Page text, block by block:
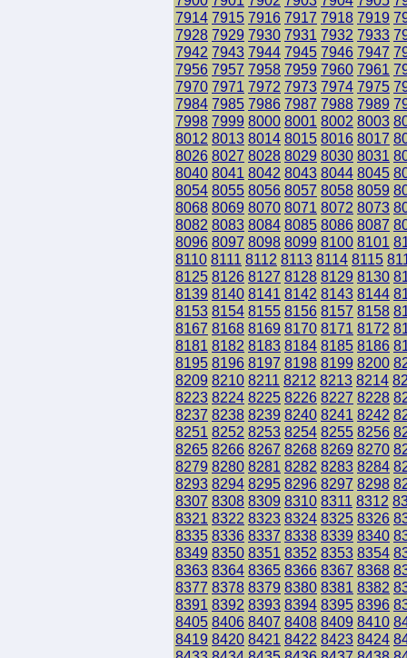
7914 7915 7916 7917 7918 7919
7928 7929 7930 7931 7932 7933
7942 7943 7944 7945 7946 7947
7956 7957 7958 7959 7960 7961
7970 7971 7972 7973 7974 7975
7984 7985 7986 7987 7988 7989
7998 7999 8000 8001 8002 8003
8012 8013 8014 8015 8016 8017
8026 8027 8028 8029 8030 8031
8040 8041 8042 8043 8044 8045
8054 8055 8056 8057 8058 8059
8068 8069 8070 8071 8072 8073
8082 8083 8084 8085 8086 8087
8096 8097 8098 8099 8100 8101
8110 8111 8112 8113 8114 8115
8125 8126 8127 8128 8129 8130
8139 8140 8141 8142 8143 8144
8153 8154 8155 8156 8157 8158
8167 8168 8169 8170 8171 8172
8181 8182 8183 8184 8185 8186
8195 8196 8197 8198 8199 8200
8209 8210 8211 8212 8213 8214
8223 8224 8225 8226 8227 8228
8237 8238 8239 8240 8241 8242
8251 8252 8253 8254 8255 8256
8265 8266 8267 8268 8269 8270
8279 8280 8281 8282 8283 8284
8293 8294 8295 8296 8297 8298
8307 8308 8309 8310 8311 8312
8321 8322 8323 8324 8325 8326
8335 8336 8337 8338 8339 8340
8349 8350 8351 8352 8353 8354
8363 8364 8365 8366 8367 8368
8377 8378 8379 8380 8381 8382
8391 8392 8393 8394 8395 8396
8405 8406 8407 8408 8409 8410
8419 8420 8421 8422 8423 8424